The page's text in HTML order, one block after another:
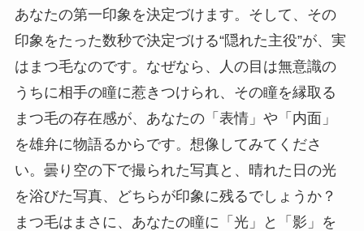
あなたの第一印象を決定づけます。そして、その
印象をたった数秒で決定づける“隠れた主役”が、実
はまつ毛なのです。なぜなら、人の目は無意識の
うちに相手の瞳に惹きつけられ、その瞳を縁取る
まつ毛の存在感が、あなたの「表情」や「内面」
を雄弁に物語るからです。想像してみてくださ
い。曇り空の下で撮られた写真と、晴れた日の光
を浴びた写真、どちらが印象に残るでしょうか？
まつ毛はまさに、あなたの瞳に「光」と「影」を